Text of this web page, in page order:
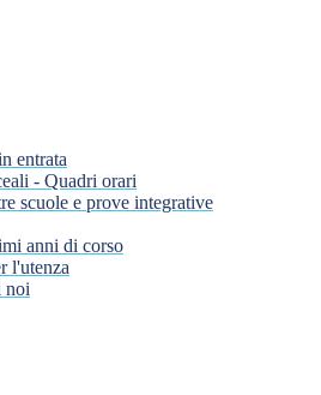
entrata
- Quadri orari
scuole e prove integrative
anni di corso
l'utenza
noi